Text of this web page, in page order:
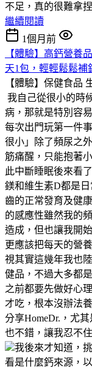
不足，真的很難拿捏
繼續閱讀
1個月前
【體驗】高鈣營養
天1包，輕輕鬆鬆補
【體驗】保健食品
我自己從很小的時
病，那就是特別容
每次出門玩第一件
很小」除了頻尿之
筋痛醒，只能抱著
此中斷睡眠後來看
鎂和維生素D都是
齒的正常發育及健
的感應性雖然我的
造成，但也讓我開
更應該把每天的營
視其實這幾年我也
健品，不過大多都
之前都要先做好心
才吃，根本沒辦法
分享HomeDr.，尤
也不錯，讓我忍不
我後來才知道，
看是什麼鈣來源，